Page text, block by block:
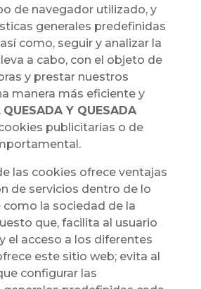
de navegador utilizado, y
generales predefinidas
como, seguir y analizar la
a cabo, con el objeto de
y prestar nuestros
manera más eficiente y
QUESADA Y QUESADA
publicitarias o de
las cookies ofrece ventajas
de servicios dentro de lo
como la sociedad de la
que, facilita al usuario
el acceso a los diferentes
este sitio web; evita al
configurar las